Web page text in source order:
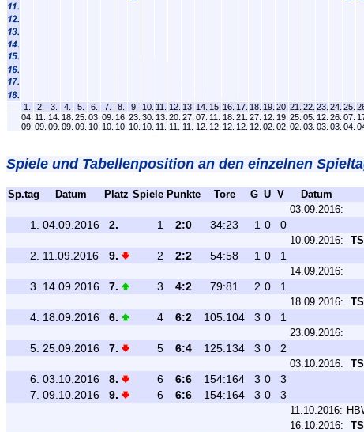
1. 2. 3. 4. 5. 6. 7. 8. 9. 10. 11. 12. 13. 14. 15. 16. 17. 18. 19. 20. 21. 22. 23. 24. 25.
04.
09.
11.
09.
14.
09.
18.
09.
25.
09.
03.
10.
09.
10.
16.
10.
23.
10.
30.
10.
13.
11.
20.
11.
27.
11.
07.
12.
11.
12.
18.
12.
21.
12.
27.
12.
12.
02.
19.
02.
25.
02.
05.
03.
12.
03.
26.
03.
07.
04.
Spiele und Tabellenposition an den einzelnen
Sp.tag Datum Platz Spiele Punkte Tore G U V Datum
03.09.2016:
1. 04.09.2016 2. 1 2:0 34:23 1 0 0
10.09.2016:
2. 11.09.2016 9. 2 2:2 54:58 1 0 1
14.09.2016:
3. 14.09.2016 7. 3 4:2 79:81 2 0 1
18.09.2016:
4. 18.09.2016 6. 4 6:2 105:104 3 0 1
23.09.2016:
5. 25.09.2016 7. 5 6:4 125:134 3 0 2
03.10.2016:
6. 03.10.2016 8. 6 6:6 154:164 3 0
3
7. 09.10.2016 9. 6 6:6 154:164 3 0 3
11.10.2016:
16.10.2016: